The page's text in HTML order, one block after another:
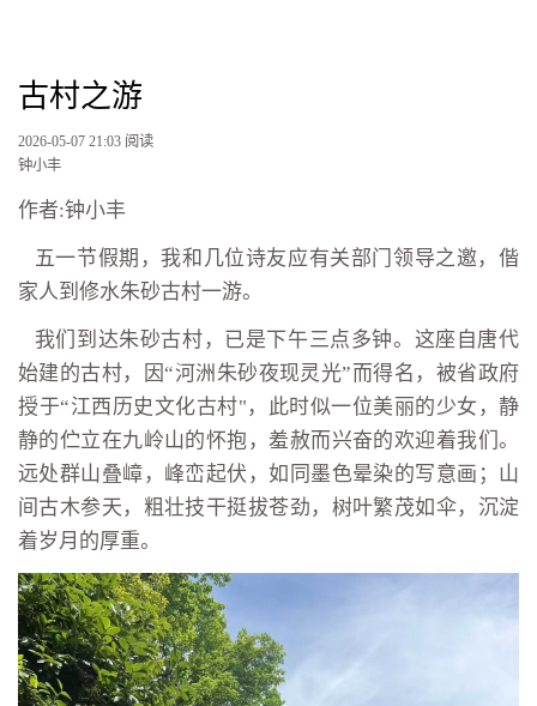
古村之游
2026-05-07 21:03 阅读
钟小丰
作者:钟小丰
五一节假期，我和几位诗友应有关部门领导之邀，偕
家人到修水朱砂古村一游。
我们到达朱砂古村，已是下午三点多钟。这座自唐代
始建的古村，因“河洲朱砂夜现灵光”而得名，被省政府
授于“江西历史文化古村"，此时似一位美丽的少女，静
静的伫立在九岭山的怀抱，羞赦而兴奋的欢迎着我们。
远处群山叠嶂，峰峦起伏，如同墨色晕染的写意画；山
间古木参天，粗壮技干挺拔苍劲，树叶繁茂如伞，沉淀
着岁月的厚重。